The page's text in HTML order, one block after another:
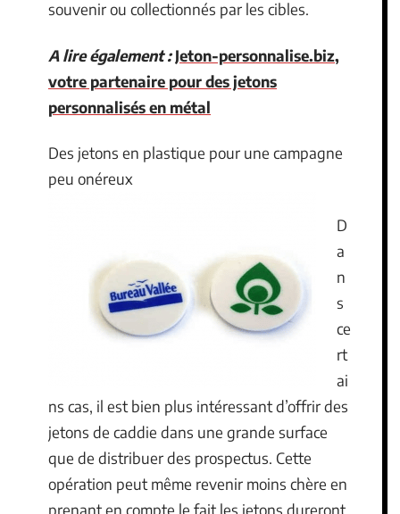
souvenir ou collectionnés par les cibles.
A lire également : Jeton-personnalise.biz,
votre partenaire pour des jetons
personnalisés en métal
Des jetons en plastique pour une campagne
peu onéreux
D
a
n
s
ce
rt
ai
ns cas, il est bien plus intéressant d’offrir des
jetons de caddie dans une grande surface
que de distribuer des prospectus. Cette
opération peut même revenir moins chère en
prenant en compte le fait les jetons dureront